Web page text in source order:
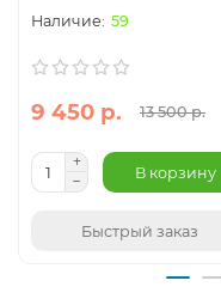
59
9 450 р. 13 500 р.
В корзину
Быстрый заказ